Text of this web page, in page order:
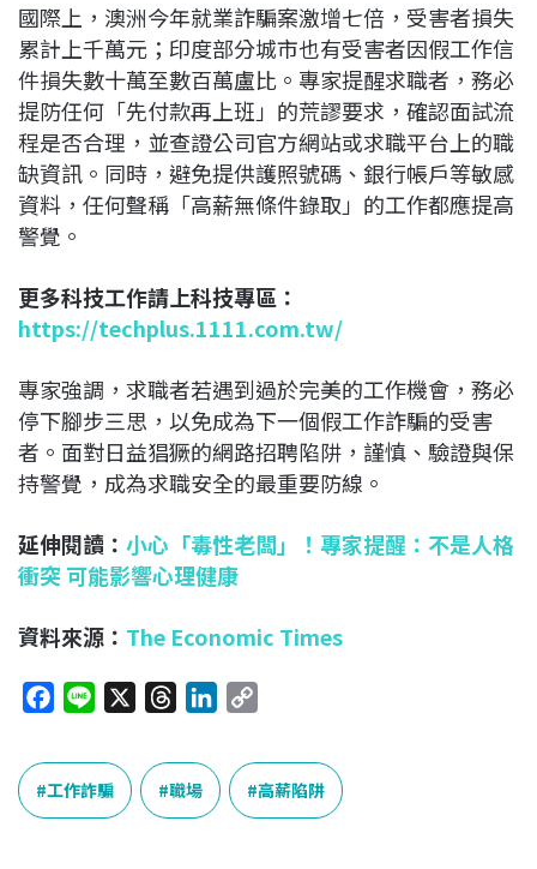
國際上，澳洲今年就業詐騙案激增七倍，受害者損失
累計上千萬元；印度部分城市也有受害者因假工作信
件損失數十萬至數百萬盧比。專家提醒求職者，務必
提防任何「先付款再上班」的荒謬要求，確認面試流
程是否合理，並查證公司官方網站或求職平台上的職
缺資訊。同時，避免提供護照號碼、銀行帳戶等敏感
資料，任何聲稱「高薪無條件錄取」的工作都應提高
警覺。
更多科技工作請上科技專區：
https://techplus.1111.com.tw/
專家強調，求職者若遇到過於完美的工作機會，務必
停下腳步三思，以免成為下一個假工作詐騙的受害
者。面對日益猖獗的網路招聘陷阱，謹慎、驗證與保
持警覺，成為求職安全的最重要防線。
延伸閱讀： 小心「毒性老闆」！專家提醒：不是人格
衝突 可能影響心理健康
資料來源： The Economic Times
c
e
b
n
e
r
e
a
k
p
y
L
工作詐騙 職場 高薪陷阱